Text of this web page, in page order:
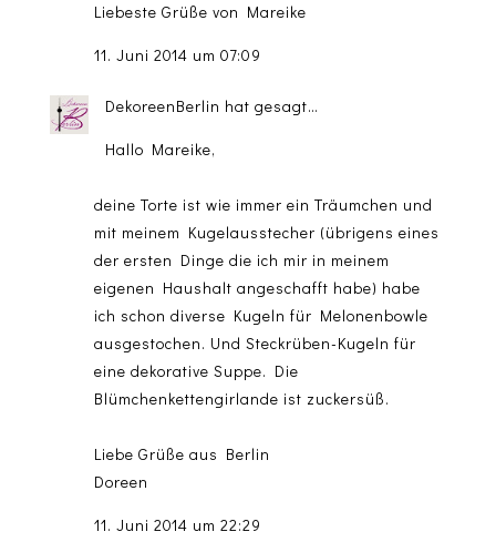
Liebeste Grüße von Mareike
11. Juni 2014 um 07:09
DekoreenBerlin hat gesagt…
Hallo Mareike,
deine Torte ist wie immer ein Träumchen und
mit meinem Kugelausstecher (übrigens eines
der ersten Dinge die ich mir in meinem
eigenen Haushalt angeschafft habe) habe
ich schon diverse Kugeln für Melonenbowle
ausgestochen. Und Steckrüben-Kugeln für
eine dekorative Suppe. Die
Blümchenkettengirlande ist zuckersüß.
Liebe Grüße aus Berlin
Doreen
11. Juni 2014 um 22:29